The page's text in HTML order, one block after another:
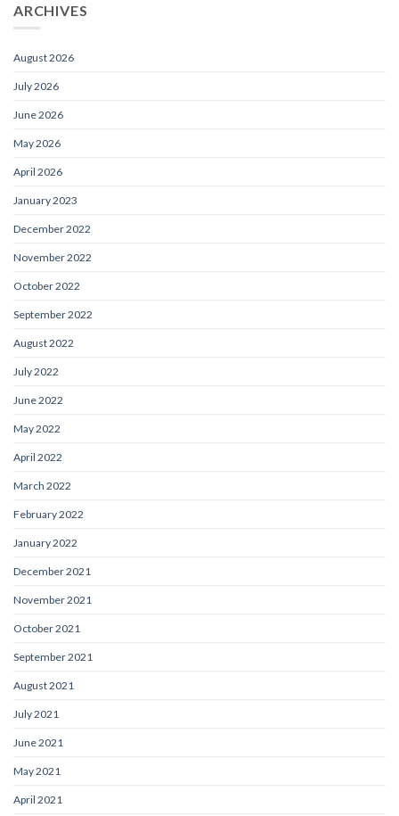
ARCHIVES
August 2026
July 2026
June 2026
May 2026
April 2026
January 2023
December 2022
November 2022
October 2022
September 2022
August 2022
July 2022
June 2022
May 2022
April 2022
March 2022
February 2022
January 2022
December 2021
November 2021
October 2021
September 2021
August 2021
July 2021
June 2021
May 2021
April 2021